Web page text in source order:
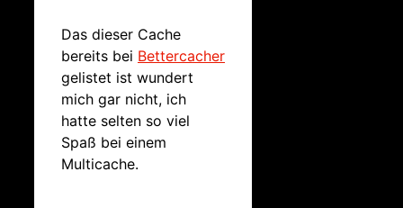
Das dieser Cache
bereits bei Bettercacher
gelistet ist wundert
mich gar nicht, ich
hatte selten so viel
Spaß bei einem
Multicache.